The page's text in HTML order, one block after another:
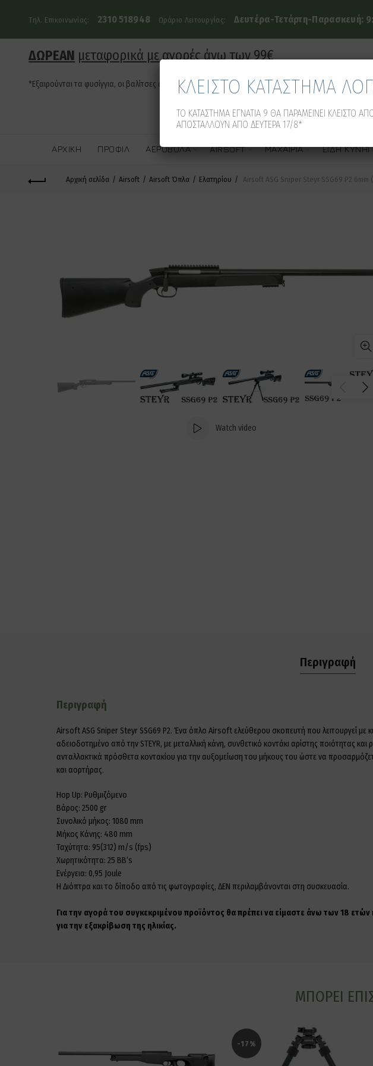
Τηλ. Επικοινωνίας: 2310 518948 Ωράριο Λειτουργίας: Δευτέρα-Τετάρτη-Παρασκευή:
ΔΩΡΕΑΝ μεταφορικά με αγορές άνω των 99€
*Εξαιρούνται τα φυσίγγια, οι βαλίτσες όπλων και τα οπλοκιβώτια
ΑΡΧΙΚΉ ΠΡΟΦΊΛ ΑΕΡΟΒΌΛΑ AIRSOFT ΜΑΧΑΊΡΙΑ ΕΊΔΗ
Αρχική σελίδα Airsoft Airsoft Όπλα Ελατηρίου Airsoft ASG Sniper Steyr SSG69 P2 6mm
Watch video
Περιγραφή
Περιγραφή
Airsoft ASG Sniper Steyr SSG69 P2. Ένα όπλο Airsoft ελεύθερου σκοπευτή που λειτουργεί
αδειοδοτημένο από την STEYR, με μεταλλική κάνη, συνθετικό κοντάκι αρίστης ποιότητας
ανταλλακτικά πρόσθετα κοντακίου για την αυξομείωση του μήκους του ώστε να
και αορτήρας.
Hop Up: Ρυθμιζόμενο
Βάρος: 2500 gr
Συνολικό μήκος: 1080 mm
Μήκος Κάνης: 480 mm
Ταχύτητα: 95(312) m/s (fps)
Χωρητικότητα: 25 BB’s
Ενέργεια: 0,95 Joule
Η Διόπτρα και το δίποδο από τις φωτογραφίες, ΔΕΝ περιλαμβάνονται στη συσκευασία.
Για την αγορά του συγκεκριμένου προϊόντος θα πρέπει να είμαστε άνω των 18
για την εξακρίβωση της ηλικίας.
ΜΠΟΡΕΊ
-17%
ΚΛΕΙΣΤΟ ΚΑΤΑΣΤΗΜΑ
ΤΟ ΚΑΤΑΣΤΗΜΑ ΕΓΝΑΤΙΑ 9 ΘΑ ΠΑΡΑΜΕΙΝΕΙ ΚΛΕΙΣΤΟ
ΑΠΟΣΤΑΛΛΟΥΝ ΑΠΟ ΔΕΥΤΕΡΑ 17/8*